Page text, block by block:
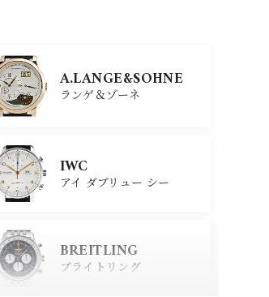
A.LANGE&SOHNE
ランゲ＆ゾーネ
IWC
アイ ダブリュー シー
BREITLING
ブライトリング